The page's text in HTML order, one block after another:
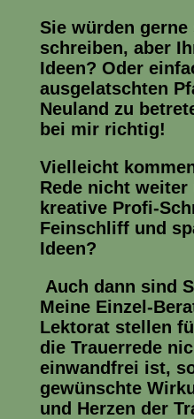
Sie würden gerne
schreiben, aber
Ideen? Oder
ausgelatschten
Neuland zu
bei mir richtig!
Vielleicht
Rede nicht weiter
kreative Profi-
Feinschliff und
Ideen?
Auch dann sind
Meine Einzel-
Lektorat stellen
die Trauerrede
einwandfrei ist,
gewünschte
und Herzen der